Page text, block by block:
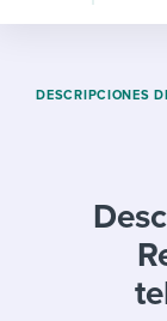
DESCRIPCIONES